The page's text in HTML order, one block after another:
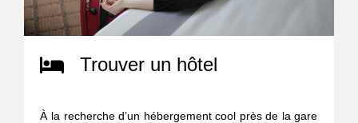
Trouver un hôtel
À la recherche d’un hébergement cool près de la gare